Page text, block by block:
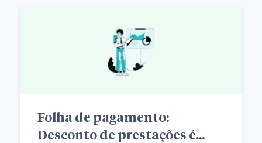
Folha de pagamento:
Desconto de prestações é...